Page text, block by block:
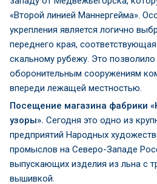
«Второй линией Маннергейма».
укрепления является логично
переднего края,
скальному рубежу. Это позволило
оборонительным сооружениям
впереди лежащей местностью.
Посещение магазина фабрики
узоры». Сегодня это одно из
предприятий Народных
промыслов на Северо-Западе
выпускающих изделия из льна с
вышивкой.